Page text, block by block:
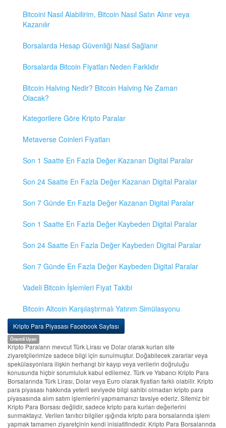
Bitcoini Nasıl Alabilirim, Bitcoin Nasıl Satın Alınır veya
Kazanılır
Borsalarda Hesap Güvenliği Nasıl Sağlanır
Borsalarda Bitcoin Fiyatları Neden Farklıdır
Bitcoin Halving Nedir? Bitcoin Halving Ne Zaman
Olacak?
Kategorilere Göre Kripto Paralar
Metaverse Coinleri Fiyatları
Son 1 Saatte En Fazla Değer Kazanan Digital Paralar
Son 24 Saatte En Fazla Değer Kazanan Digital Paralar
Son 7 Günde En Fazla Değer Kazanan Digital Paralar
Son 1 Saatte En Fazla Değer Kaybeden Digital Paralar
Son 24 Saatte En Fazla Değer Kaybeden Digital Paralar
Son 7 Günde En Fazla Değer Kaybeden Digital Paralar
Vadeli Bitcoin İşlemleri Fiyat Takibi
Bitcoin Altcoin Karşılaştırmalı Yatırım Simülasyonu
Kripto Para Piyasası Facebook Sayfası
Önemli Uyarı
Kripto Paraların mevcut Türk Lirası ve Dolar olarak kurları site
ziyaretçilerimize sadece bilgi için sunulmuştur. Doğabilecek zararlar veya
spekülasyonlara ilişkin herhangi bir kayıp veya verilerin doğruluğu
konusunda hiçbir sorumluluk kabul edilemez. Türk ve Yabancı Kripto Para
Borsalarında Türk Lirası, Dolar veya Euro olarak fiyatları farklı olabilir. Kripto
para piyasası hakkında yeterli seviyede bilgi sahibi olmadan kripto para
piyasasında alım satım işlemlerini yapmamanızı tavsiye ederiz. Sitemiz bir
Kripto Para Borsası değildir, sadece kripto para kurları değerlerini
sunmaktayız. Verilen tanıtıcı bilgiler ışığında kripto para borsalarında işlem
yapmak tamamen ziyaretçinin kendi inisiatifindedir. Kripto Para Borsalarında